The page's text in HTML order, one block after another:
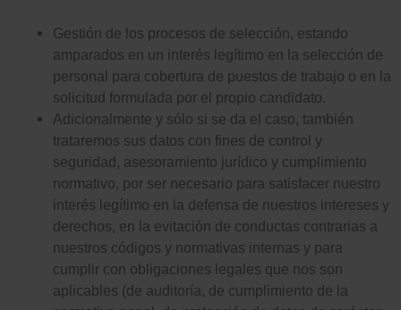
Gestión de los procesos de selección, estando
amparados en un interés legítimo en la selección de
personal para cobertura de puestos de trabajo o en la
solicitud formulada por el propio candidato.
Adicionalmente y sólo si se da el caso, también
trataremos sus datos con fines de control y
seguridad, asesoramiento jurídico y cumplimiento
normativo, por ser necesario para satisfacer nuestro
interés legítimo en la defensa de nuestros intereses y
derechos, en la evitación de conductas contrarias a
nuestros códigos y normativas internas y para
cumplir con obligaciones legales que nos son
aplicables (de auditoría, de cumplimiento de la